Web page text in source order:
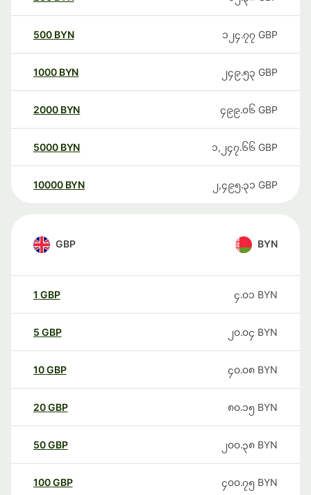
500 BYN ၁၂၄.၇၇ GBP
1000 BYN ၂၄၉.၅၃ GBP
2000 BYN ၄၉၉.၀၆ GBP
5000 BYN ၁,၂၄၇.၆၆ GBP
10000 BYN ၂,၄၉၅.၃၁ GBP
GBP BYN
1 GBP ၄.၀၁ BYN
5 GBP ၂၀.၀၄ BYN
10GBP ၄၀.၀၈ BYN
20GBP ၈၀.၁၅ BYN
50GBP ၂၀၀.၃၈ BYN
100GBP ၄၀၀.၇၅ BYN